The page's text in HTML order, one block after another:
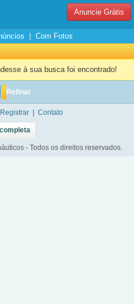
Anuncie Grátis
Com Fotos
à sua busca foi encontrado!
Refinar
Registrar Contato
- Todos os direitos reservados.